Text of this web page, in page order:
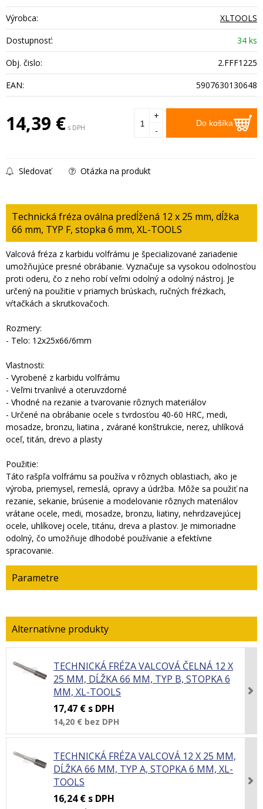
Výrobca:
XLTOOLS
Dostupnosť:
34 ks
Obj. čislo:
2.FFF1225
EAN:
5907630130648
14,39 € s DPH Do košíka
+
-
Sledovať Otázka na produkt
Technická fréza oválna predĺžená 12 x 25 mm, dĺžka
66 mm, TYP F, stopka 6 mm, XL-TOOLS
Valcová fréza z karbidu volfrámu je špecializované zariadenie
umožňujúce presné obrábanie. Vyznačuje sa vysokou odolnosťou
proti oderu, čo z neho robí veľmi odolný a odolný nástroj. Je
určený na použitie v priamych brúskach, ručných frézkach,
vŕtačkách a skrutkovačoch.
Rozmery:
- Telo: 12x25x66/6mm
Vlastnosti:
- Vyrobené z karbidu volfrámu
- Veľmi trvanlivé a oteruvzdorné
- Vhodné na rezanie a tvarovanie rôznych materiálov
- Určené na obrábanie ocele s tvrdosťou 40-60 HRC, medi,
mosadze, bronzu, liatina , zvárané konštrukcie, nerez, uhlíková
oceľ, titán, drevo a plasty
Použitie:
Táto rašpľa volfrámu sa používa v rôznych oblastiach, ako je
výroba, priemysel, remeslá, opravy a údržba. Môže sa použiť na
rezanie, sekanie, brúsenie a modelovanie rôznych materiálov
vrátane ocele, medi, mosadze, bronzu, liatiny, nehrdzavejúcej
ocele, uhlíkovej ocele, titánu, dreva a plastov. Je mimoriadne
odolný, čo umožňuje dlhodobé používanie a efektívne
spracovanie.
Parametre
TECHNICKÁ FRÉZA VALCOVÁ ČELNÁ 12 X
25 MM, DĹŽKA 66 MM, TYP B, STOPKA 6
MM, XL-TOOLS
17,47 € s DPH
14,20 € bez DPH
TECHNICKÁ FRÉZA VALCOVÁ 12 X 25 MM,
DĹŽKA 66 MM, TYP A, STOPKA 6 MM, XL-
TOOLS
16,24 € s DPH